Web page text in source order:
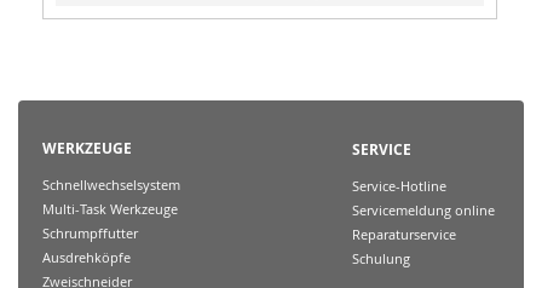
WERKZEUGE
Schnellwechselsystem
Multi-Task Werkzeuge
Schrumpffutter
Ausdrehköpfe
Zweischneider
SERVICE
Service-Hotline
Servicemeldung online
Reparaturservice
Schulung